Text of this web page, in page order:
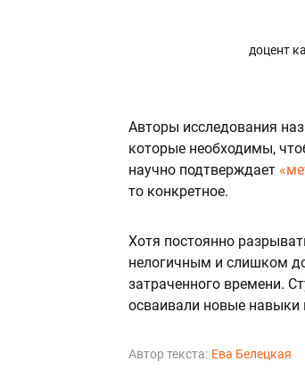
доцент
Авторы исследования
которые необходимы,
научно подтверждает
то конкретное.
Хотя постоянно
нелогичным и слишком
затраченного времени.
осваивали новые навыки
Автор текста: Ева Белецкая